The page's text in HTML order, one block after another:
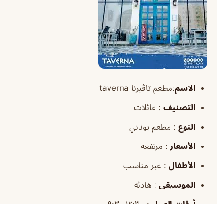
الاسم:مطعم تاڤيرنا taverna
التصنيف : عائلات
النوع : مطعم يوناني
الأسعار : مرتفعه
الأطفال : غير مناسب
الموسيقى : هادئه